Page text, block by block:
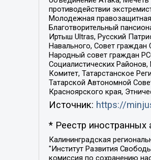
противодействии
Молодежная
Благотворительный
Иртыш Ultras, Русский
Навального, Совет
Народный совет граждан
Социалистических
Комитет, Татарстанское
Татарской Автономной
Красноярского края,
Источник: https://
* Реестр иностранных
Калининградская региональная общественная организация "Экозащита!-Женсовет", Фонд содействия защите прав и свобод граждан "Общественный вердикт", Фонд "Институт Развития Свободы Информации", Частное учреждение "Информационное агентство МЕМО. РУ", Региональная общественная организация "Общественная комиссия по сохранению наследия академика Сахарова", Фонд поддержки свободы прессы, Санкт-Петербургская общественная правозащитная организация "Гражданский контроль", Межрегиональная общественная организация "Информационно-просветительский центр "Мемориал", Региональный Фонд "Центр Защиты Прав Средств Массовой Информации", с 05.12.2023 Фонд "Центр Защиты Прав Средств массовой информации", Региональная общественная благотворительная организация помощи беженцам и мигрантам "Гражданское содействие", Негосударственное образовательное учреждение дополнительного профессионального образования (повышение квалификации) специалистов "АКАДЕМИЯ ПО ПРАВАМ ЧЕЛОВЕКА", Свердловская региональная общественная организация "Сутяжник", Автономная некоммерческая организация "Центр независимых социологических исследований", Союз общественных объединений "Российский исследовательский центр по правам человека", Региональное общественное учреждение научно-информационный центр "МЕМОРИАЛ", Некоммерческая организация "Фонд защиты гласности", Автономная некоммерческая организация "Институт прав человека", Городская общественная организация "Екатеринбургское общество "МЕМОРИАЛ", Городская общественная организация "Рязанское историко-просветительское и правозащитное общество "Мемориал" (Рязанский Мемориал), Челябинский региональный орган общественной